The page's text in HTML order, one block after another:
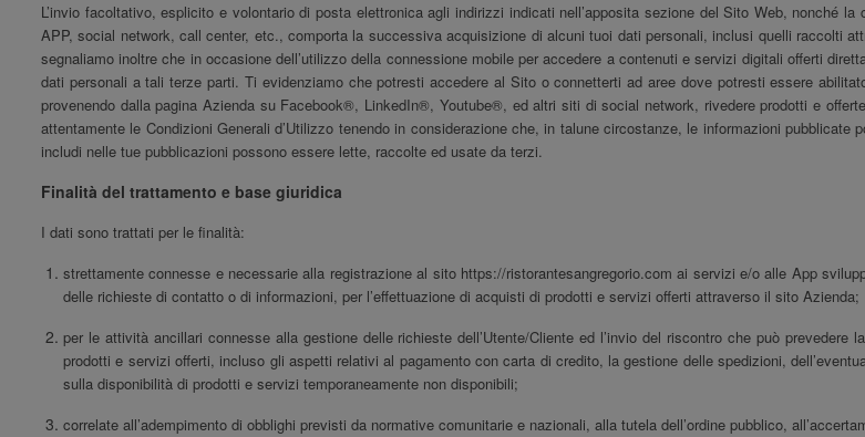
L’invio facoltativo, esplicito e volontario di posta elettronica agli indirizzi indicati nell’apposita sezione del Sito Web, nonché
APP, social network, call center, etc., comporta la successiva acquisizione di alcuni tuoi dati personali, inclusi quelli raccolti
segnaliamo inoltre che in occasione dell’utilizzo della connessione mobile per accedere a contenuti e servizi digitali offerti
dati personali a tali terze parti. Ti evidenziamo che potresti accedere al Sito o connetterti ad aree dove potresti essere
provenendo dalla pagina Azienda su Facebook®, LinkedIn®, Youtube®, ed altri siti di social network, rivedere prodotti e
attentamente le Condizioni Generali d’Utilizzo tenendo in considerazione che, in talune circostanze, le informazioni
includi nelle tue pubblicazioni possono essere lette, raccolte ed usate da terzi.
Finalità del trattamento e base giuridica
I dati sono trattati per le finalità:
strettamente connesse e necessarie alla registrazione al sito https://ristorantesangregorio.com ai servizi e/o alle App
delle richieste di contatto o di informazioni, per l’effettuazione di acquisti di prodotti e servizi offerti attraverso il sito Azienda;
per le attività ancillari connesse alla gestione delle richieste dell’Utente/Cliente ed l’invio del riscontro che può
prodotti e servizi offerti, incluso gli aspetti relativi al pagamento con carta di credito, la gestione delle spedizioni,
sulla disponibilità di prodotti e servizi temporaneamente non disponibili;
correlate all’adempimento di obblighi previsti da normative comunitarie e nazionali, alla tutela dell’ordine pubblico,